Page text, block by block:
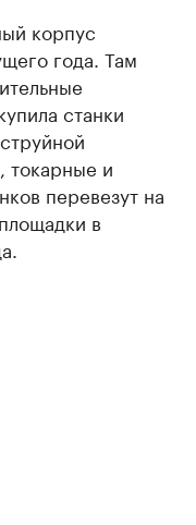
корпус
года. Там
станки
токарные и
перевезут на
в